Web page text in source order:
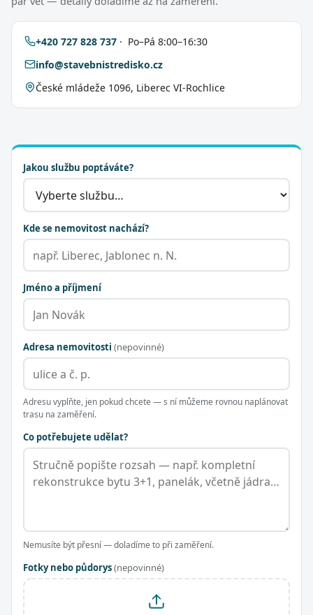
+420 727 828 737 · Po–Pá 8:00–16:30
info@stavebnistredisko.cz
České mládeže 1096, Liberec VI-Rochlice
Jakou službu poptáváte?
Kde se nemovitost nachází?
Jméno a příjmení
Adresa nemovitosti (nepovinné)
Adresu vyplňte, jen pokud chcete — s ní můžeme rovnou naplánovat
trasu na zaměření.
Co potřebujete udělat?
Nemusíte být přesní — doladíme to při zaměření.
Fotky nebo půdorys(nepovinné)